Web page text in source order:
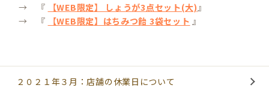
→ 『
【WEB限定】 しょうが3点セット(大) 』
→ 『
【WEB限定】はちみつ飴 3袋セット 』
２０２１年３月：店舗の休業日について